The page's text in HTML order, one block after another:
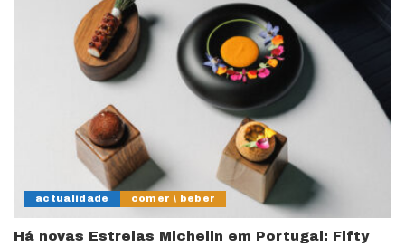
actualidade comer \ beber
Há novas Estrelas Michelin em Portugal: Fifty